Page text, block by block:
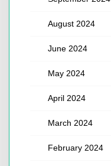
August 2024
June 2024
May 2024
April 2024
March 2024
February 2024